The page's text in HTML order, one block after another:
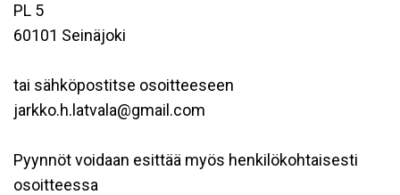
PL 5
60101 Seinäjoki
tai sähköpostitse osoitteeseen
jarkko.h.latvala@gmail.com
Pyynnöt voidaan esittää myös henkilökohtaisesti
osoitteessa